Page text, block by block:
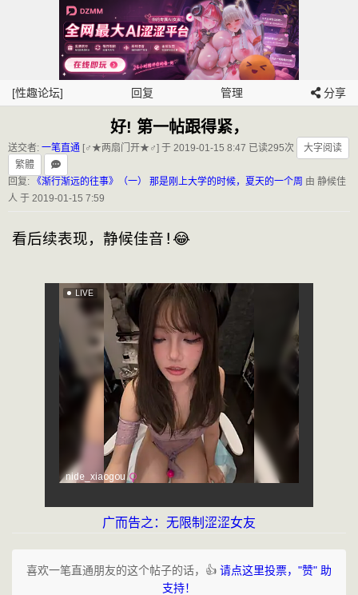
[性趣论坛] 回复 管理 分享
好! 第一帖跟得紧，
送交者: 一笔直通 [♂★两扇门开★♂] 于 2019-01-15 8:47 已读295次
大字阅读
繁體
回复:
《渐行渐远的往事》（一） 那是刚上大学的时候，夏天的一个周 由 静候佳
人 于 2019-01-15 7:59
看后续表现，静候佳音!😂
广而告之：无限制涩涩女友
喜欢一笔直通朋友的这个帖子的话，👍 请点这里投票，"赞" 助
支持！